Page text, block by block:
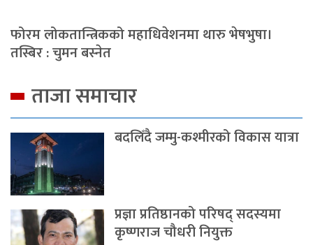
फोरम लोकतान्त्रिकको महाधिवेशनमा थारु भेषभुषा।
तस्बिर : चुमन बस्नेत
ताजा समाचार
बदलिँदै जम्मु-कश्मीरको विकास यात्रा
प्रज्ञा प्रतिष्ठानको परिषद् सदस्यमा
कृष्णराज चौधरी नियुक्त